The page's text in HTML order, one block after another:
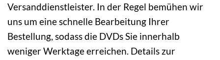
Versanddienstleister. In der Regel bemühen wir
uns um eine schnelle Bearbeitung Ihrer
Bestellung, sodass die DVDs Sie innerhalb
weniger Werktage erreichen. Details zur